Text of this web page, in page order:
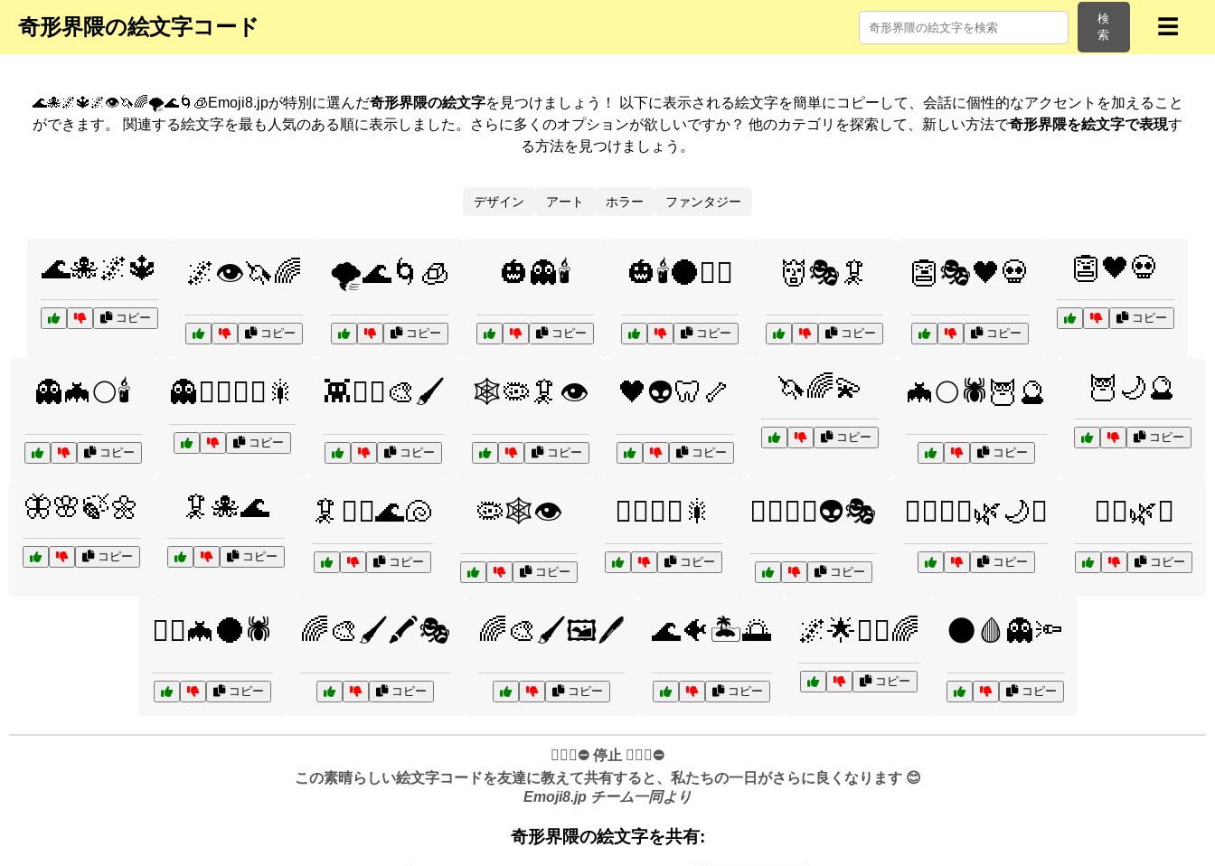
奇形界隈の絵文字コード
検
索
☰
🌊🐙🌌🔱🌌👁️🦄🌈🌪️🌊🌀🧊Emoji8.jpが特別に選んだ奇形界隈の絵文字を見つけましょう！ 以下に表示される絵文字を簡単にコピーして、会話に個性的なアクセントを加えること
ができます。 関連する絵文字を最も人気のある順に表示しました。さらに多くのオプションが欲しいですか？ 他のカテゴリを探索して、新しい方法で奇形界隈を絵文字で表現す
る方法を見つけましょう。
デザイン アート ホラー ファンタジー
🌊🐙🌌🔱
コピー
🌌👁️🦄🌈
コピー
🌪️🌊🌀🧊
コピー
🎃👻🕯️
コピー
🎃🕯️🌑🧛‍♂️
コピー
👹🎭🦑
コピー
👺🎭🖤💀
コピー
👺🖤💀
コピー
👻🦇🌕🕯️
コピー
👻🦸‍♀️🦸‍♂️🎇
コピー
👾🧟‍♂️🎨🖌️
コピー
🕸️🦠🦑👁️
コピー
🖤👽🦷🦴
コピー
🦄🌈💫
コピー
🦇🌕🕷️🦉🔮
コピー
🦉🌙🔮
コピー
🦋🌸🍃🌼
コピー
🦑🐙🌊
コピー
🦑🧜‍♀️🌊🐚
コピー
🦠🕸️👁️
コピー
🦸‍♂️🦸‍♀️🎇
コピー
🦸‍♂️🦸‍♀️👽🎭
コピー
🧙‍♂️🧚‍♀️🌿🌙✨
コピー
🧚‍♀️🌿✨
コピー
🧟‍♀️🦇🌑🕷️
コピー
🌈🎨🖌️🖍️🎭
コピー
🌈🎨🖌️🖼️🖊️
コピー
🌊🐠🏝️🌅
コピー
🌌🌟🧚‍♀️🌈
コピー
🌑🩸👻🔦
コピー
✋🏻🛑⛔️ 停止 ✋🏻🛑⛔️
この素晴らしい絵文字コードを友達に教えて共有すると、私たちの一日がさらに良くなります 😊
Emoji8.jp チーム一同より
奇形界隈の絵文字を共有: